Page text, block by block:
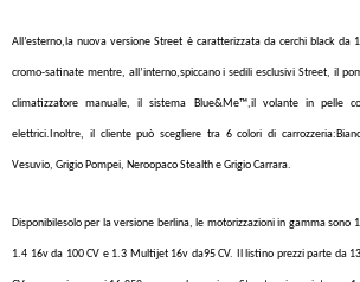
All’esterno,la nuova versione Street è caratterizzata da cerchi black da
cromo-satinate mentre, all’interno,spiccano i sedili esclusivi Street, il
climatizzatore manuale, il sistema Blue&Me™,il volante in pelle
elettrici.Inoltre, il cliente può scegliere tra 6 colori di
Vesuvio, Grigio Pompei, Neroopaco Stealth e Grigio Carrara.
Disponibilesolo per la versione berlina, le motorizzazioni in gamma sono
1.4 16v da 100 CV e 1.3 Multijet 16v da95 CV. Il listino prezzi parte da